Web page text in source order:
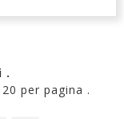
.
per pagina .